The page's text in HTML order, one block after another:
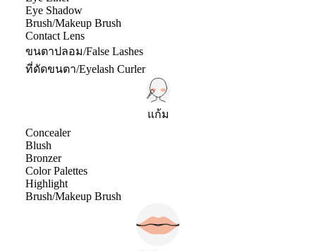
Eye Shadow
Brush/Makeup Brush
Contact Lens
ขนตาปลอม/False Lashes
ที่ดัดขนตา/Eyelash Curler
แก้ม
Concealer
Blush
Bronzer
Color Palettes
Highlight
Brush/Makeup Brush